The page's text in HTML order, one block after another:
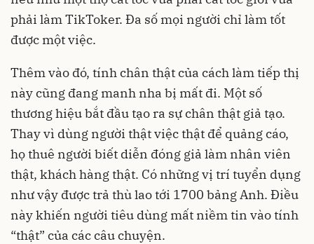
phải làm TikToker. Đa số mọi người chỉ làm tốt
được một việc.
Thêm vào đó, tính chân thật của cách làm tiếp thị
này cũng đang manh nha bị mất đi. Một số
thương hiệu bắt đầu tạo ra sự chân thật giả tạo.
Thay vì dùng người thật việc thật để quảng cáo,
họ thuê người biết diễn đóng giả làm nhân viên
thật, khách hàng thật. Có những vị trí tuyển dụng
như vậy được trả thù lao tới 1700 bảng Anh. Điều
này khiến người tiêu dùng mất niềm tin vào tính
“thật” của các câu chuyện.